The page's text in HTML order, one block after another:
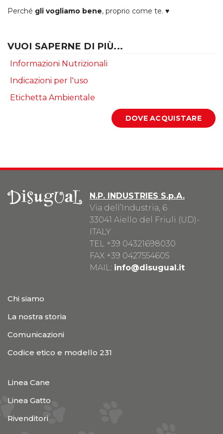
Perché gli vogliamo bene, proprio come te. ♥
VUOI SAPERNE DI PIÙ...
Informazioni Nutrizionali
Indicazioni per l'uso
Etichetta Ambientale
N.P. INDUSTRIES S.p.A.
Via dell’Industria, 6
33041 Aiello del Friuli (UD)-
ITALY
TEL +39 04321698030
FAX +39 0427554605
MAIL: info@disugual.it
Chi siamo
La nostra storia
Comunicazioni
Codice etico e modello 231
Linea Cane
Linea Gatto
Rivenditori